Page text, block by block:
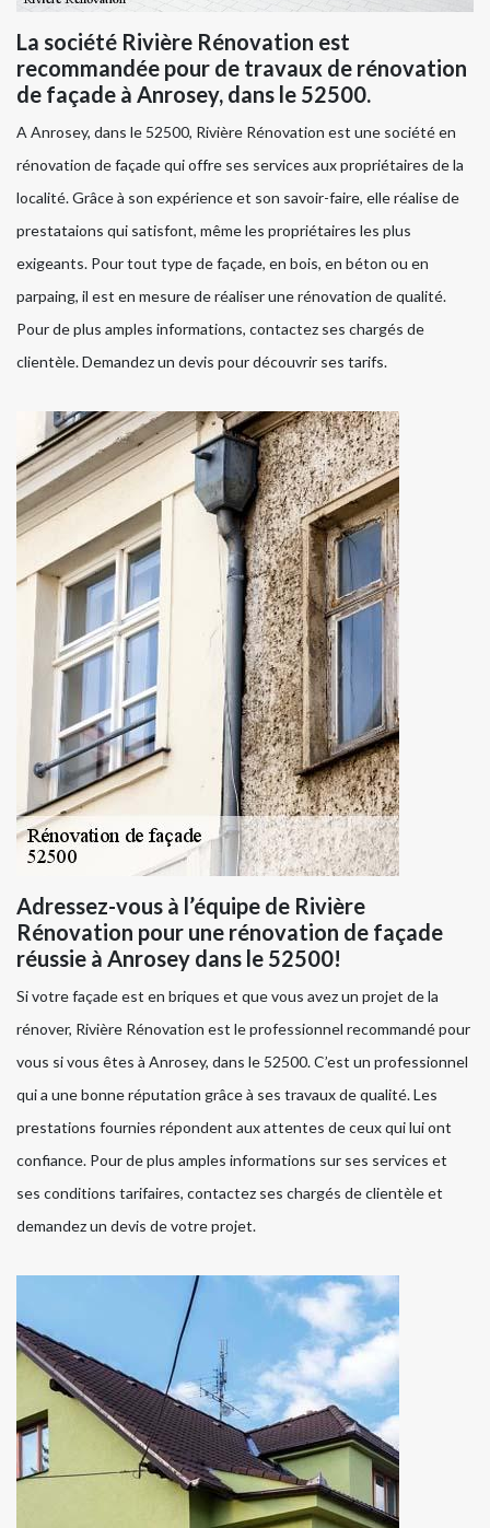
La société Rivière Rénovation est
recommandée pour de travaux de rénovation
de façade à Anrosey, dans le 52500.
A Anrosey, dans le 52500, Rivière Rénovation est une société en
rénovation de façade qui offre ses services aux propriétaires de la
localité. Grâce à son expérience et son savoir-faire, elle réalise de
prestataions qui satisfont, même les propriétaires les plus
exigeants. Pour tout type de façade, en bois, en béton ou en
parpaing, il est en mesure de réaliser une rénovation de qualité.
Pour de plus amples informations, contactez ses chargés de
clientèle. Demandez un devis pour découvrir ses tarifs.
Adressez-vous à l’équipe de Rivière
Rénovation pour une rénovation de façade
réussie à Anrosey dans le 52500!
Si votre façade est en briques et que vous avez un projet de la
rénover, Rivière Rénovation est le professionnel recommandé pour
vous si vous êtes à Anrosey, dans le 52500. C’est un professionnel
qui a une bonne réputation grâce à ses travaux de qualité. Les
prestations fournies répondent aux attentes de ceux qui lui ont
confiance. Pour de plus amples informations sur ses services et
ses conditions tarifaires, contactez ses chargés de clientèle et
demandez un devis de votre projet.